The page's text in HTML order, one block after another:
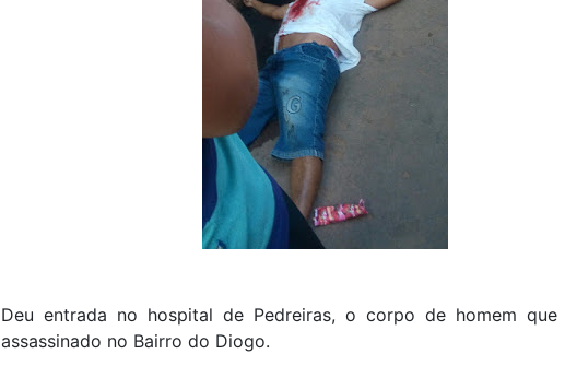
Deu entrada no hospital de Pedreiras, o corpo de homem
assassinado no Bairro do Diogo.